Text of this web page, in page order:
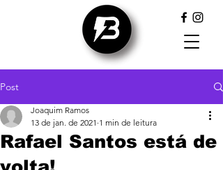
Post
Rafael Santos está de
Joaquim Ramos
13 de jan. de 2021 1 min de leitura